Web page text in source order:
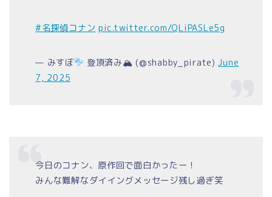
#名探偵コナン pic.twitter.com/QLiPASLe5g
— みすぼ 登頂済み🏔 (@shabby_pirate)June
7, 2025
今日のコナン、原作回で面白かったー！
みんな難解なダイイングメッセージ残し過ぎ笑